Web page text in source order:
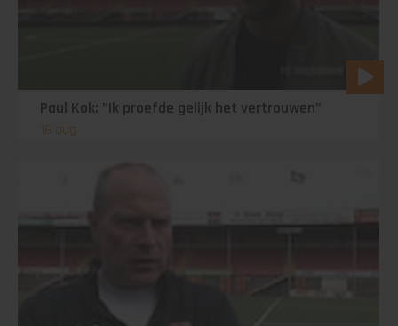
Paul Kok: "Ik proefde gelijk het vertrouwen"
16 aug